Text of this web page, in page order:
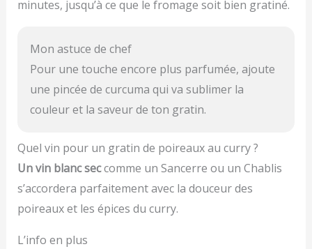
minutes, jusqu’à ce que le fromage soit bien gratiné.
Mon astuce de chef
Pour une touche encore plus parfumée, ajoute
une pincée de curcuma qui va sublimer la
couleur et la saveur de ton gratin.
Quel vin pour un gratin de poireaux au curry ?
Un vin blanc seccomme un Sancerre ou un Chablis
s’accordera parfaitement avec la douceur des
poireaux et les épices du curry.
L’info en plus